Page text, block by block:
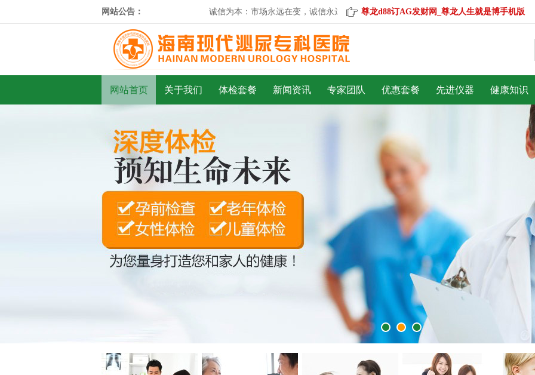
网站公告： 诚信为本：市场永远在变，诚信永远不变。 尊龙d88订AG发财网_尊龙人生就是博手机版
网站首页 关于我们 体检套餐 新闻资讯 专家团队 优惠套餐 先进仪器 健康知识